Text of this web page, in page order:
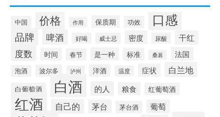
中国 价格 作用 保质期 功效 口感
品牌 啤酒 好喝 威士忌 密度 尿酸 干红
度数 时间 春节 是一种 标准 桑葚 法国
泡酒 波尔多 泸州 洋酒 温度 症状 白兰地
白葡萄酒 白酒 的人 粮食 红葡萄酒
红酒 自己的 茅台 茅台酒 葡萄